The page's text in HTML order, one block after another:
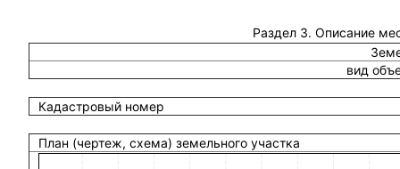
Раздел 3. Описание
вид
Кадастровый номер
План (чертеж, схема) земельного участка